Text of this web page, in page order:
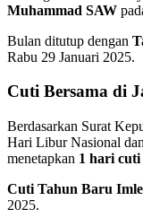
Muhammad SAW
Bulan ditutup dengan
Rabu 29 Januari 2025.
Cuti Bersama di
Berdasarkan Surat
Hari Libur Nasional
menetapkan 1 hari cuti
Cuti Tahun Baru
2025.